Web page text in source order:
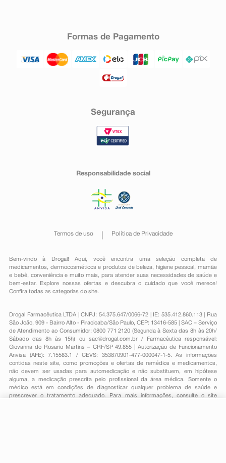
Formas de Pagamento
Segurança
Responsabilidade social
Termos de uso Política de Privacidade
Bem-vindo à Drogal! Aqui, você encontra uma seleção completa de
medicamentos , dermocosméticos e produtos de beleza, higiene pessoal ,mamãe
e bebê, conveniênciae muito mais, para atender suas necessidades de saúde e
bem-estar. Explore nossas ofertas e descubra o cuidado que você merece!
Confira todas as categorias do site.
Drogal Farmacêutica LTDA | CNPJ: 54.375.647/0066-72 | IE: 535.412.860.113 | Rua
São João, 909 - Bairro Alto - Piracicaba/São Paulo, CEP: 13416-585 | SAC – Serviço
de Atendimento ao Consumidor: 0800 771 2120 (Segunda à Sexta das 8h às 20h/
Sábado das 8h às 15h) ou sac@drogal.com.br/ Farmacêutica responsável:
Giovanna do Rosario Martins – CRF/SP 49.855 | Autorização de Funcionamento
Anvisa (AFE): 7.15583.1 / CEVS: 353870901-477-000047-1-5. As informações
contidas neste site, como promoções e ofertas de remédios e medicamentos,
não devem ser usadas para automedicação e não substituem, em hipótese
alguma, a medicação prescrita pelo profissional da área médica. Somente o
médico está em condições de diagnosticar qualquer problema de saúde e
prescrever o tratamento adequado. Para mais informações, consulte o site